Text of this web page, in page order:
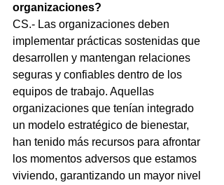
organizaciones?
CS.- Las organizaciones deben
implementar prácticas sostenidas que
desarrollen y mantengan relaciones
seguras y confiables dentro de los
equipos de trabajo. Aquellas
organizaciones que tenían integrado
un modelo estratégico de bienestar,
han tenido más recursos para afrontar
los momentos adversos que estamos
viviendo, garantizando un mayor nivel